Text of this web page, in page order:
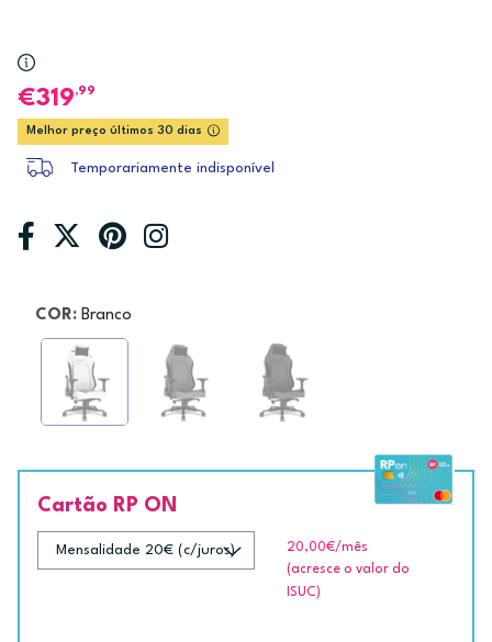
319,99
Melhor preço últimos 30 dias
Temporariamente indisponível
COR: Branco
Cartão RP ON
20,00€/mês
(acresce o valor do
ISUC)